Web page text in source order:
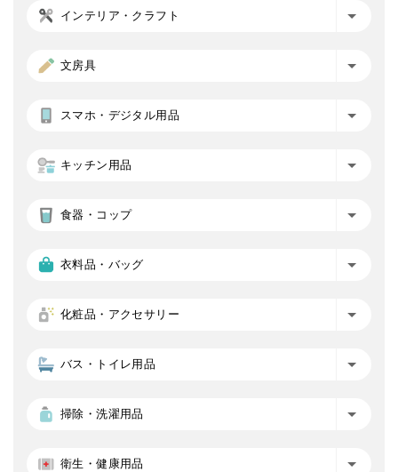
インテリア・クラフト
文房具
スマホ・デジタル用品
キッチン用品
食器・コップ
衣料品・バッグ
化粧品・アクセサリー
バス・トイレ用品
掃除・洗濯用品
衛生・健康用品